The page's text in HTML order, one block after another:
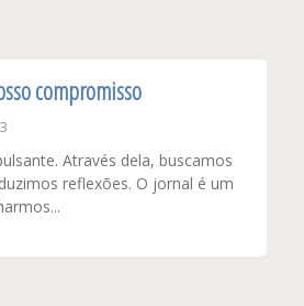
compromisso
Através dela, buscamos
reflexões. O jornal é um